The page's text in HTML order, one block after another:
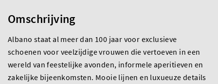
Omschrijving
Albano staat al meer dan 100 jaar voor exclusieve
schoenen voor veelzijdige vrouwen die vertoeven in een
wereld van feestelijke avonden, informele aperitieven en
zakelijke bijeenkomsten. Mooie lijnen en luxueuze details